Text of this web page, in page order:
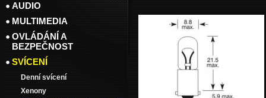
AUDIO
MULTIMEDIA
OVLÁDÁNÍ A
BEZPEČNOST
SVÍCENÍ
Denní svícení
Xenony